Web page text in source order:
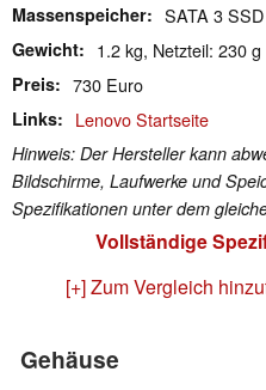
Massenspeicher SATA 3
Gewicht 1.2 kg, Netzteil: 230 g
Preis 730 Euro
Links Lenovo Startseite
Hinweis: Der Hersteller kann
Bildschirme, Laufwerke und
Spezifikationen unter dem
Vollständige
[+] Zum Vergleich
Gehäuse